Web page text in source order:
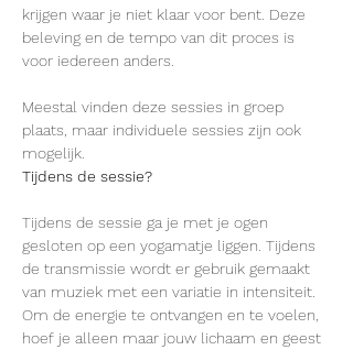
krijgen waar je niet klaar voor bent. Deze
beleving en de tempo van dit proces is
voor iedereen anders.
Meestal vinden deze sessies in groep
plaats, maar individuele sessies zijn ook
mogelijk.
Tijdens de sessie?
Tijdens de sessie ga je met je ogen
gesloten op een yogamatje liggen. Tijdens
de transmissie wordt er gebruik gemaakt
van muziek met een variatie in intensiteit.
Om de energie te ontvangen en te voelen,
hoef je alleen maar jouw lichaam en geest